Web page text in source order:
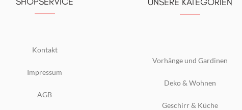
Kontakt
Impressum
AGB
Vorhänge und Gardinen
Deko & Wohnen
Geschirr & Küche